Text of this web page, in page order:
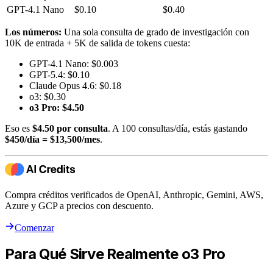
GPT-4.1 Nano
$0.10 $0.40
Los números: Una sola consulta de grado de investigación con
10K de entrada + 5K de salida de tokens cuesta:
GPT-4.1 Nano: $0.003
GPT-5.4: $0.10
Claude Opus 4.6: $0.18
o3: $0.30
o3 Pro: $4.50
Eso es $4.50 por consulta. A 100 consultas/día, estás gastando
$450/día = $13,500/mes.
Compra créditos verificados de OpenAI, Anthropic, Gemini, AWS,
Azure y GCP a precios con descuento.
Comenzar
Para Qué Sirve Realmente o3 Pro